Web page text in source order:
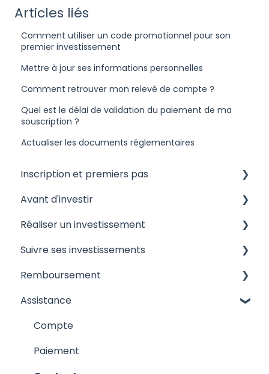
Articles liés
Comment utiliser un code promotionnel pour son
premier investissement
Mettre à jour ses informations personnelles
Comment retrouver mon relevé de compte ?
Quel est le délai de validation du paiement de ma
souscription ?
Actualiser les documents réglementaires
Inscription et premiers pas
Devenir Membre d'Anaxago
Questions générales
A propos d'Anaxago
Avant d'investir
Les risques liés à l'investissement
Les campagnes de financement
Analyser un dossier
Réaliser un investissement
Les honoraires appliqués par Anaxago
Anaxago Patrimoine : SCPI
Le processus d'investissement
Attestations et fiscalité
Suivre ses investissements
Quels sont les outils me permettant de suivre
financiers
Remboursement
Attestation et fiscalité
Le processus de remboursement et les cas
Assistance
Compte
Paiement